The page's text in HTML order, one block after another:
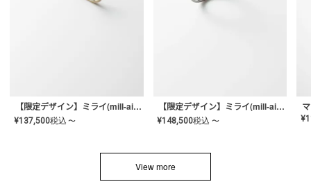
【限定デザイン】ミライ(mill-ai)リング
¥137,500税込 〜
【限定デザイン】ミライ(mill-ai)リング
¥148,500税込 〜 ¥
View more